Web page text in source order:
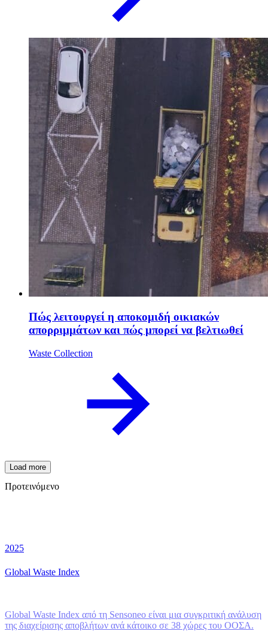
Πώς λειτουργεί η αποκομιδή οικιακών
απορριμμάτων και πώς μπορεί να βελτιωθεί
Waste Collection
Load more
Προτεινόμενο
2025
Global Waste Index
Global Waste Index από τη Sensoneo είναι μια συγκριτική ανάλυση
της διαχείρισης αποβλήτων ανά κάτοικο σε 38 χώρες του ΟΟΣΑ.